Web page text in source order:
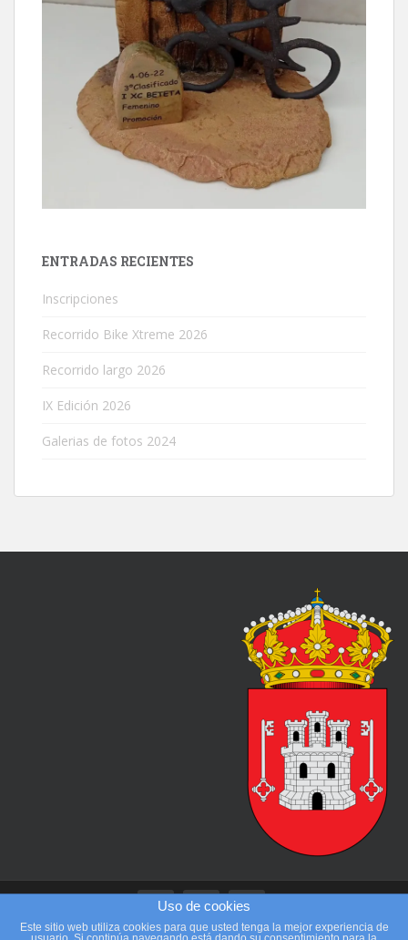
ENTRADAS RECIENTES
Inscripciones
Recorrido Bike Xtreme 2026
Recorrido largo 2026
IX Edición 2026
Galerias de fotos 2024
Uso de cookies
Este sitio web utiliza cookies para que usted tenga la mejor experiencia de